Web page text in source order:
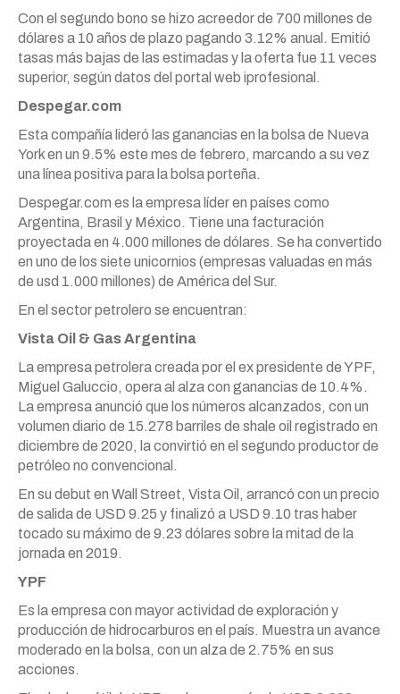
Con el segundo bono se hizo acreedor de 700 millones de
dólares a 10 años de plazo pagando 3.12% anual. Emitió
tasas más bajas de las estimadas y la oferta fue 11 veces
superior, según datos del portal web iprofesional.
Despegar.com
Esta compañía lideró las ganancias en la bolsa de Nueva
York en un 9.5% este mes de febrero, marcando a su vez
una línea positiva para la bolsa porteña.
Despegar.com es la empresa líder en países como
Argentina, Brasil y México. Tiene una facturación
proyectada en 4.000 millones de dólares. Se ha convertido
en uno de los siete unicornios (empresas valuadas en más
de usd 1.000 millones) de América del Sur.
En el sector petrolero se encuentran:
Vista Oil & Gas Argentina
La empresa petrolera creada por el ex presidente de YPF,
Miguel Galuccio, opera al alza con ganancias de 10.4%.
La empresa anunció que los números alcanzados, con un
volumen diario de 15.278 barriles de shale oil registrado en
diciembre de 2020, la convirtió en el segundo productor de
petróleo no convencional.
En su debut en Wall Street, Vista Oil, arrancó con un precio
de salida de USD 9.25 y finalizó a USD 9.10 tras haber
tocado su máximo de 9.23 dólares sobre la mitad de la
jornada en 2019.
YPF
Es la empresa con mayor actividad de exploración y
producción de hidrocarburos en el país. Muestra un avance
moderado en la bolsa, con un alza de 2.75% en sus
acciones.